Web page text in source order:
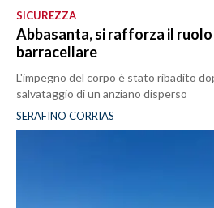
SICUREZZA
Abbasanta, si rafforza il
barracellare
L'impegno del corpo è stato ribadito
salvataggio di un anziano disperso
SERAFINO CORRIAS